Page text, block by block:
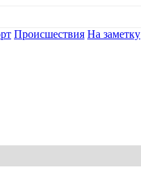
Происшествия На заметку